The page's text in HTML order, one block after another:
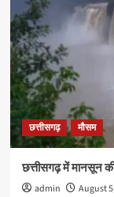
छत्तीसगढ़ मौसम
छत्तीसगढ़ में मानसून
admin August